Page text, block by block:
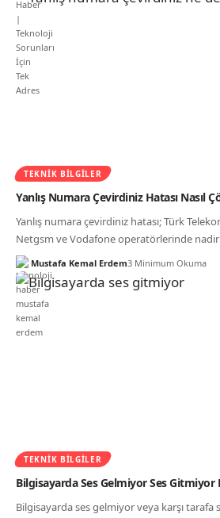
TEKNIK BILGILER
Yanlış Numara Çevirdiniz Hatası Nasıl
Yanlış numara çevirdiniz hatası; Türk
Netgsm ve Vodafone operatörlerinde
Mustafa Kemal Erdem3 Minimum Okuma
TEKNIK BILGILER
Bilgisayarda Ses Gelmiyor Ses Gitmiyor
Bilgisayarda ses gelmiyor veya karşı